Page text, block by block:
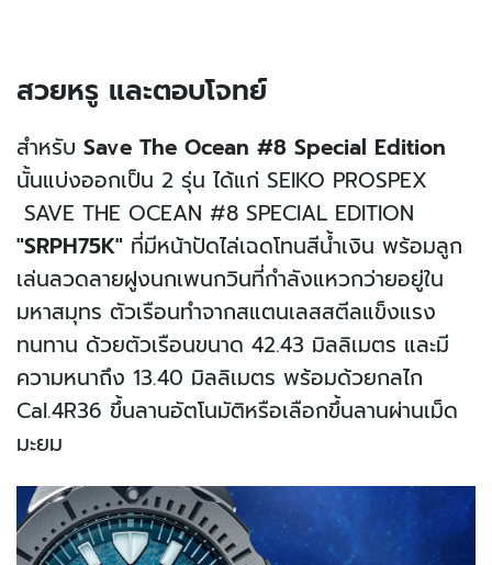
สวยหรู และตอบโจทย์
สำหรับ Save The Ocean #8 Special Edition
นั้นแบ่งออกเป็น 2 รุ่น ได้แก่ SEIKO PROSPEX
SAVE THE OCEAN #8 SPECIAL EDITION
"SRPH75K" ที่มีหน้าปัดไล่เฉดโทนสีน้ำเงิน พร้อมลูก
เล่นลวดลายฝูงนกเพนกวินที่กำลังแหวกว่ายอยู่ใน
มหาสมุทร ตัวเรือนทำจากสแตนเลสสตีลแข็งแรง
ทนทาน ด้วยตัวเรือนขนาด 42.43 มิลลิเมตร และมี
ความหนาถึง 13.40 มิลลิเมตร พร้อมด้วยกลไก
Cal.4R36 ขึ้นลานอัตโนมัติหรือเลือกขึ้นลานผ่านเม็ด
มะยม